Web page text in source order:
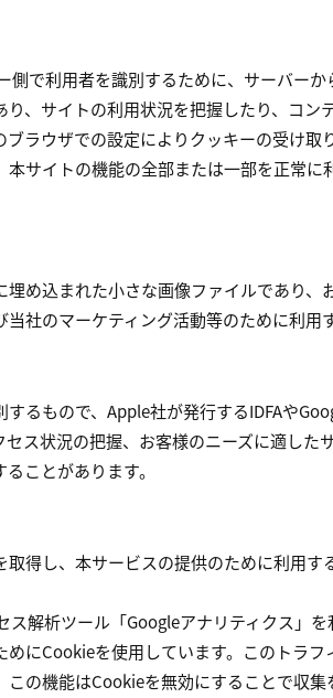
側で利用者を識別するために、サーバー
、サイトの利用状況を把握したり、コ
ラウザでの設定によりクッキーの受け取
サイトの機能の全部または一部を正常
め込まれた小さな画像ファイルであり
社のマーケティング活動等のために利用
るもので、Apple社が発行するIDFAや
ス状況の把握、お客様のニーズに適した
ことがあります。
得し、本サービスの提供のために利用す
ス解析ツール「Googleアナリティクス」
にCookieを使用しています。このトラ
この機能はCookieを無効にすることで収